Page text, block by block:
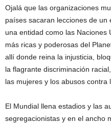
Ojalá que las organizaciones
países sacaran lecciones de
una entidad como las Naciones
más ricas y poderosas del
allí donde reina la injusticia,
la flagrante discriminación
las mujeres y los abusos contra
El Mundial llena estadios y las
segregacionistas y en el ancho